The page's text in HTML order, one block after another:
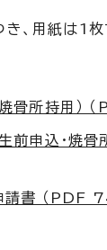
用紙は1枚
骨所持用）
前申込・焼
請書 （PDF